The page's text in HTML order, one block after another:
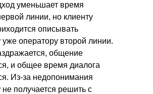
уменьшает время
линии, но клиенту
описывать
уже оператору второй линии.
общение
и общее время диалога
Из-за недопонимания
получается решить с